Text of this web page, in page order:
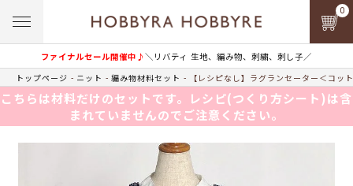
ファイナルセール開催中♪＼リバティ 生地、編み物、刺繍、刺し子／
0
トップページ ニット 編み物材料セット 【レシピなし】ラグランセーター＜コ
こちらは材料だけのセットです。レシピ(つくり方シート)は含
まれていませんのでご注意ください。